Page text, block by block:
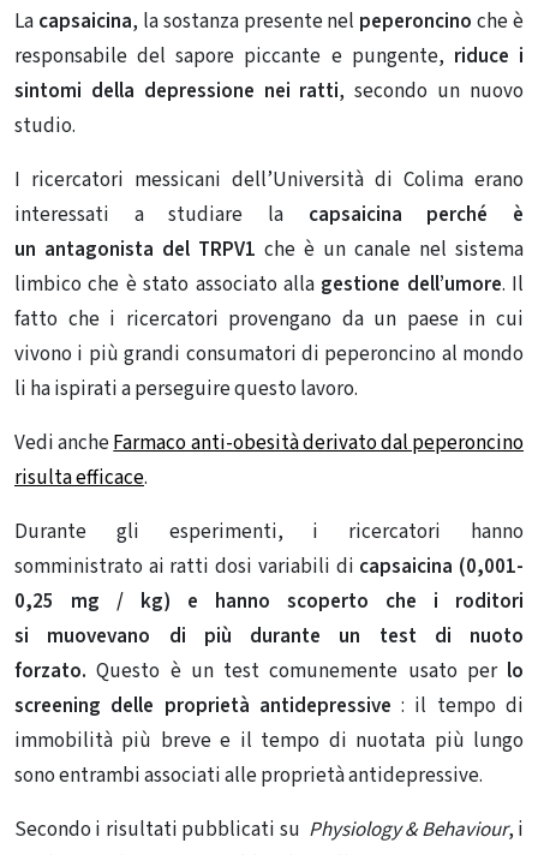
La capsaicina, la sostanza presente nel peperoncino che è
responsabile del sapore piccante e pungente, riduce i
sintomi della depressione nei ratti, secondo un nuovo
studio.
I ricercatori messicani dell’Università di Colima erano
interessati a studiare la capsaicina perché è
un antagonista del TRPV1 che è un canale nel sistema
limbico che è stato associato alla gestione dell’umore. Il
fatto che i ricercatori provengano da un paese in cui
vivono i più grandi consumatori di peperoncino al mondo
li ha ispirati a perseguire questo lavoro.
Vedi ancheFarmaco anti-obesità derivato dal peperoncino
risulta efficace.
Durante gli esperimenti, i ricercatori hanno
somministrato ai ratti dosi variabili di capsaicina (0,001-
0,25 mg / kg) e hanno scoperto che i roditori
si muovevano di più durante un test di nuoto
forzato.Questo è un test comunemente usato perlo
screening delle proprietà antidepressive: il tempo di
immobilità più breve e il tempo di nuotata più lungo
sonoentrambiassociati alle proprietà antidepressive.
Secondo i risultati pubblicati su Physiology & Behaviour, i